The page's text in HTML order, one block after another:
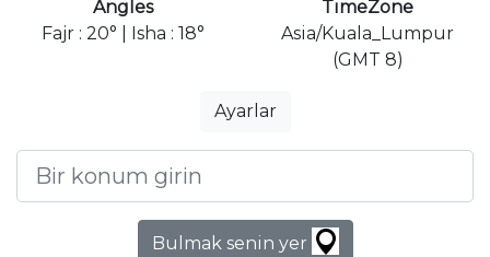
Angles
Fajr : 20° | Isha : 18°
TimeZone
Asia/Kuala_Lumpur
(GMT 8)
Ayarlar
Bulmak senin yer